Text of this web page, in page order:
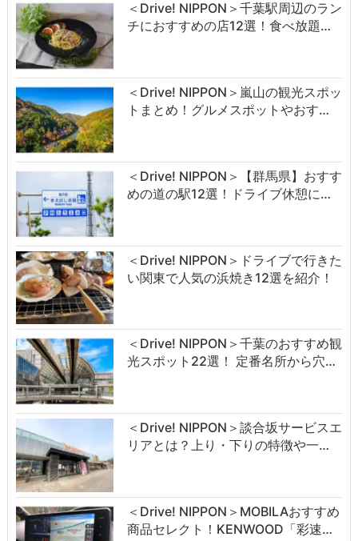
＜Drive! NIPPON＞千葉駅周辺のラン
チにおすすめの店12選！食べ放題…
＜Drive! NIPPON＞嵐山の観光スポッ
トまとめ！グルメスポットやおす…
＜Drive! NIPPON＞【群馬県】おすす
めの道の駅12選！ドライブ休憩に…
＜Drive! NIPPON＞ドライブで行きた
い関東で人気の浜焼き12選を紹介！
＜Drive! NIPPON＞千葉のおすすめ観
光スポット22選！ 定番名所から穴…
＜Drive! NIPPON＞談合坂サービスエ
リアとは？上り・下りの特徴や一…
＜Drive! NIPPON＞MOBILAおすすめ
商品セレクト！KENWOOD「彩速…